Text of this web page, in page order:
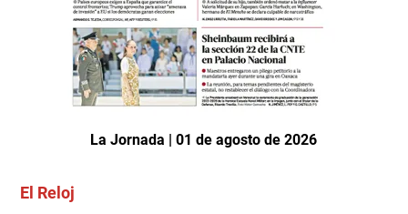
La Jornada | 01 de agosto de 2026
El Reloj